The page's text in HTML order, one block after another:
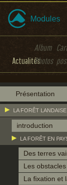
Modules
Actualités
Album
Photos
Présentation
LA FORÊT
introduction
LA FORÊT EN
Des terres
Les
La fixation et